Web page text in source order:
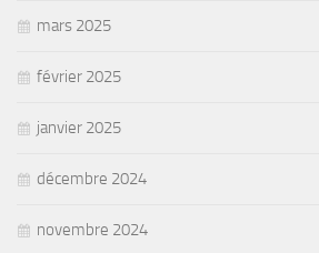
mars 2025
février 2025
janvier 2025
décembre 2024
novembre 2024